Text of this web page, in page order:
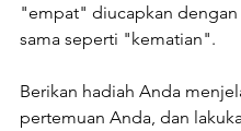
"empat" diucapkan dengan
sama seperti "kematian".
Berikan hadiah Anda
pertemuan Anda, dan